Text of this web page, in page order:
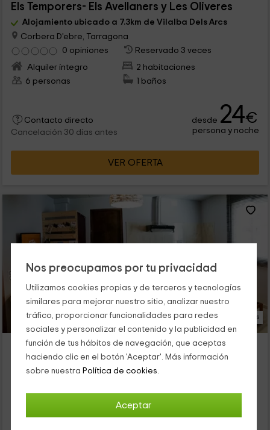
Nos preocupamos por tu privacidad
Utilizamos cookies propias y de terceros y tecnologías
similares para mejorar nuestro sitio, analizar nuestro
tráfico, proporcionar funcionalidades para redes
sociales y personalizar el contenido y la publicidad en
función de tus hábitos de navegación, que aceptas
haciendo clic en el botón 'Aceptar'. Más información
sobre nuestra Política de cookies.
Aceptar
Els Temporers- Els Avellaners y Les Oliveres
Alojamiento ubicado a 7.3km de Vilalba Dels Arcs
Corbera D'ebre, Tarragona
0 opiniones
Reservado 3 veces
Alquiler íntegro
2 habitaciones
6 personas
1 baños
Contacto directo
Cancelación 30 días antes
desde 24€
persona y noche
VER OFERTA
14 Fotos
Els Temporers- La Vinya
Alojamiento ubicado a 7.3km de Vilalba Dels Arcs
Corbera D'ebre, Tarragona
2 habitaciones
4 personas
1 baños